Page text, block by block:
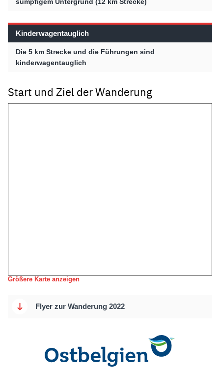
Kinderwagentauglich
Die 5 km Strecke und die Führungen sind
kinderwagentauglich
Start und Ziel der Wanderung
Größere Karte anzeigen
Flyer zur Wanderung 2022